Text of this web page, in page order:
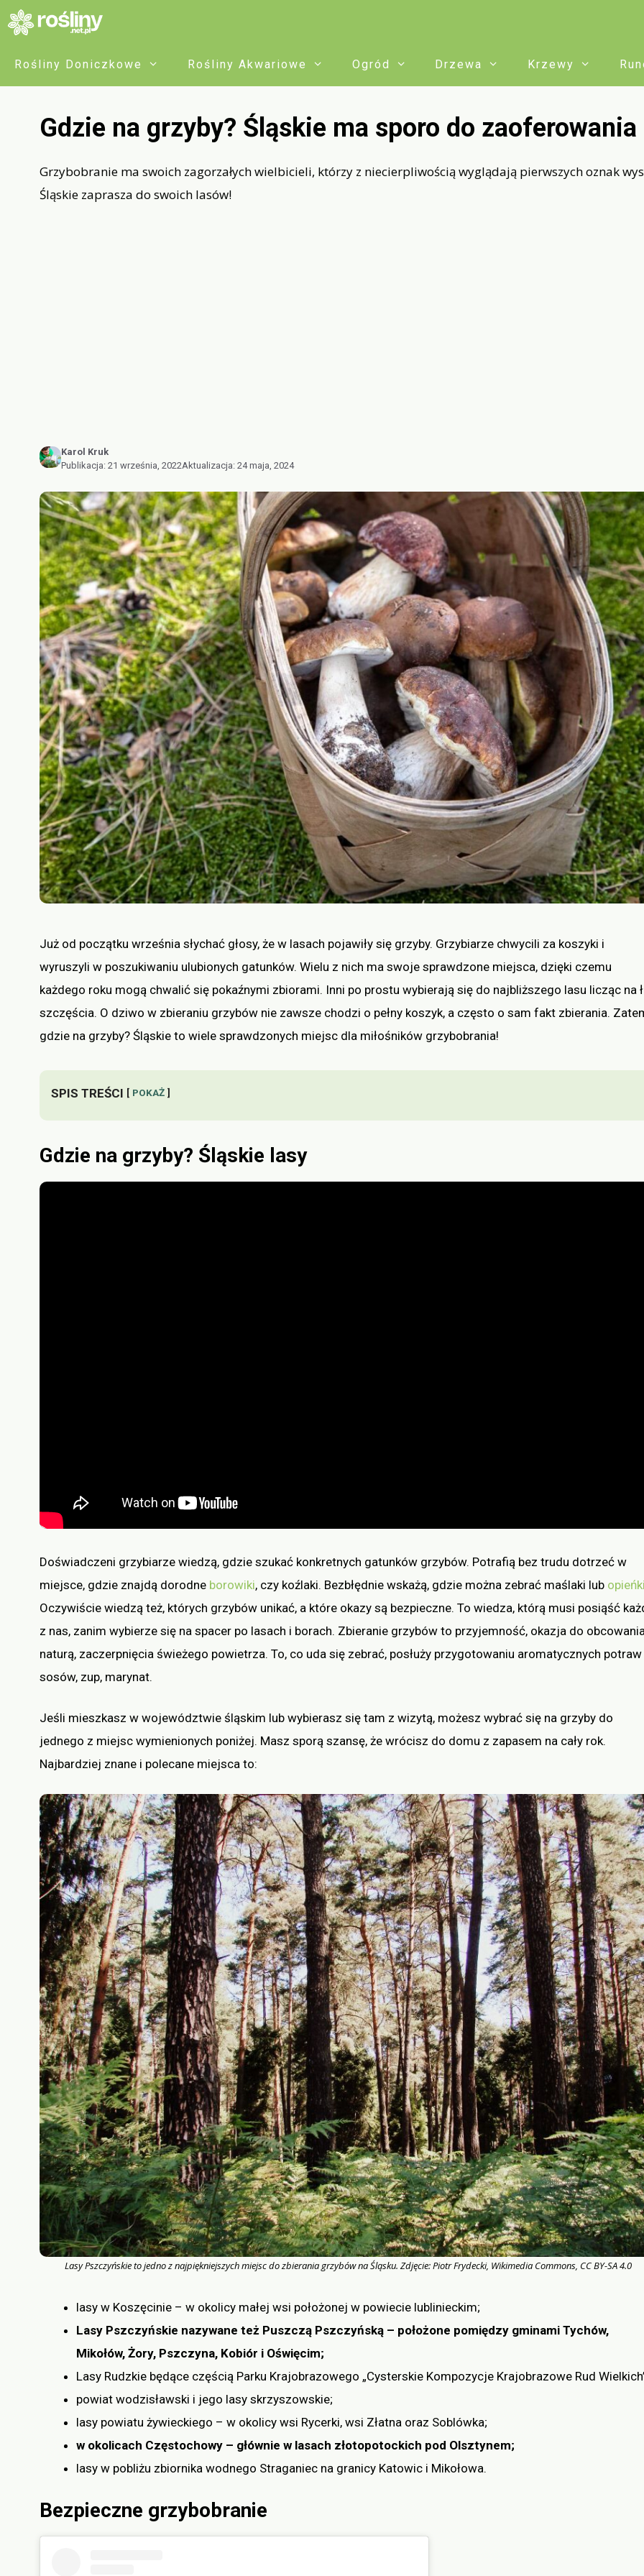
Przejdź
do
treściRośliny Doniczkowe Rośliny Akwariowe Ogród Drzewa Krzewy
Gdzie na grzyby? Śląskie ma sporo do zaoferowania
Grzybobranie ma swoich zagorzałych wielbicieli, którzy z niecierpliwością wyglądają pierwszych oznak
Śląskie zaprasza do swoich lasów!
Karol Kruk
Publikacja: 21 września, 2022Aktualizacja: 24 maja, 2024
Już od początku września słychać głosy, że w lasach pojawiły się grzyby. Grzybiarze chwycili za koszyki i
wyruszyli w poszukiwaniu ulubionych gatunków. Wielu z nich ma swoje sprawdzone miejsca, dzięki czemu
każdego roku mogą chwalić się pokaźnymi zbiorami. Inni po prostu wybierają się do najbliższego lasu licząc na
szczęścia. O dziwo w zbieraniu grzybów nie zawsze chodzi o pełny koszyk, a często o sam fakt zbierania.
gdzie na grzyby? Śląskie to wiele sprawdzonych miejsc dla miłośników grzybobrania!
SPIS TREŚCI POKAŻ
Gdzie na grzyby? Śląskie lasy
Doświadczeni grzybiarze wiedzą, gdzie szukać konkretnych gatunków grzybów. Potrafią bez trudu dotrzeć w
miejsce, gdzie znajdą dorodne borowiki, czy koźlaki. Bezbłędnie wskażą, gdzie można zebrać maślaki lub
Oczywiście wiedzą też, których grzybów unikać, a które okazy są bezpieczne. To wiedza, którą musi posiąść
z nas, zanim wybierze się na spacer po lasach i borach. Zbieranie grzybów to przyjemność, okazja do
naturą, zaczerpnięcia świeżego powietrza. To, co uda się zebrać, posłuży przygotowaniu aromatycznych
sosów, zup, marynat.
Jeśli mieszkasz w województwie śląskim lub wybierasz się tam z wizytą, możesz wybrać się na grzyby do
jednego z miejsc wymienionych poniżej. Masz sporą szansę, że wrócisz do domu z zapasem na cały rok.
Najbardziej znane i polecane miejsca to:
Lasy Pszczyńskie to jedno z najpiękniejszych miejsc do zbierania grzybów na Śląsku. Zdjęcie: Piotr Frydecki, Wikimedia Commons, CC BY-SA 4.0
lasy w Koszęcinie – w okolicy małej wsi położonej w powiecie lublinieckim;
Lasy Pszczyńskie nazywane też Puszczą Pszczyńską – położone pomiędzy gminami Tychów,
Mikołów, Żory, Pszczyna, Kobiór i Oświęcim;
Lasy Rudzkie będące częścią Parku Krajobrazowego „Cysterskie Kompozycje Krajobrazowe Rud
powiat wodzisławski i jego lasy skrzyszowskie;
lasy powiatu żywieckiego – w okolicy wsi Rycerki, wsi Złatna oraz Soblówka;
w okolicach Częstochowy – głównie w lasach złotopotockich pod Olsztynem;
lasy w pobliżu zbiornika wodnego Straganiec na granicy Katowic i Mikołowa.
Bezpieczne grzybobranie